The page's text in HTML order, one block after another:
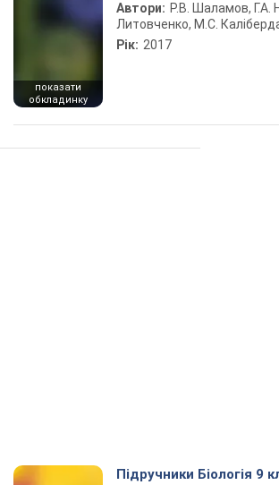
показати
обкладинку
Автори: Р.В. Шаламов, Г.А.
Литовченко, М.С.
Рік: 2017
Підручники Біологія 9